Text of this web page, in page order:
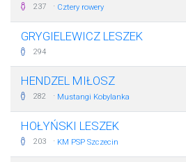
237 · Cztery rowery
GRYGIELEWICZ LESZEK
294
HENDZEL MIŁOSZ
282 · Mustangi Kobylanka
HOŁYŃSKI LESZEK
203 · KM PSP Szczecin